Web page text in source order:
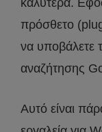
πρόσθετο
να υποβάλετε
αναζήτησης
Αυτό είναι